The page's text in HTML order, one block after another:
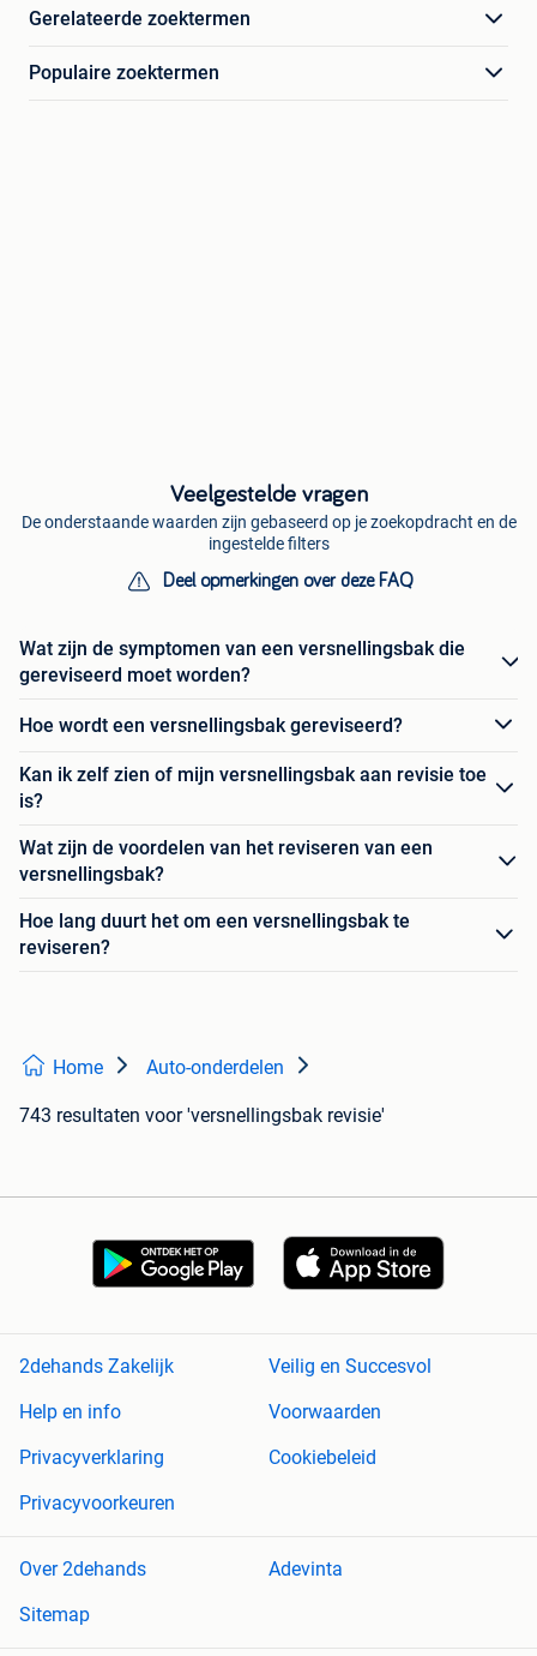
Gerelateerde zoektermen
Populaire zoektermen
Veelgestelde vragen
De onderstaande waarden zijn gebaseerd op je zoekopdracht en de
ingestelde filters
Deel opmerkingen over deze FAQ
Wat zijn de symptomen van een versnellingsbak die
gereviseerd moet worden?
Hoe wordt een versnellingsbak gereviseerd?
Kan ik zelf zien of mijn versnellingsbak aan revisie toe
is?
Wat zijn de voordelen van het reviseren van een
versnellingsbak?
Hoe lang duurt het om een versnellingsbak te
reviseren?
Home Auto-onderdelen
743 resultaten voor 'versnellingsbak revisie'
2dehands Zakelijk
Veilig en Succesvol
Help en info
Voorwaarden
Privacyverklaring
Cookiebeleid
Privacyvoorkeuren
Over 2dehands
Adevinta
Sitemap